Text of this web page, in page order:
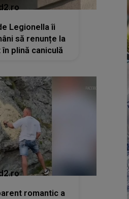
Legionella îi
să renunțe la
plină caniculă
romantic a